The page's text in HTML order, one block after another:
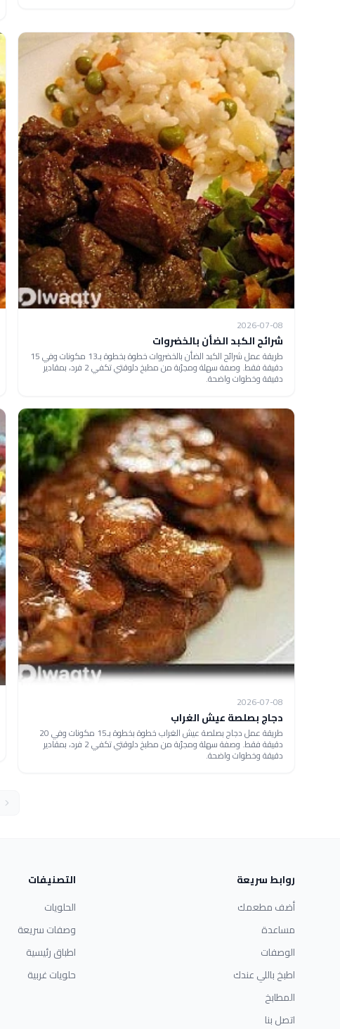
2026-07-08
شرائح الكبد الضأن بالخضروات
طريقة عمل شرائح الكبد الضأن بالخضروات خطوة بخطوة بـ13 مكونات وفي 15
دقيقة فقط. وصفة سهلة ومجرّبة من مطبخ دلوقتي تكفي 2 فرد، بمقادير
دقيقة وخطوات واضحة.
2026-07-08
دجاج بصلصة عيش الغراب
طريقة عمل دجاج بصلصة عيش الغراب خطوة بخطوة بـ15 مكونات وفي 20
دقيقة فقط. وصفة سهلة ومجرّبة من مطبخ دلوقتي تكفي 2 فرد، بمقادير
دقيقة وخطوات واضحة.
روابط سريعة
أضف مطعمك
مساعدة
الوصفات
اطبخ باللي عندك
المطابخ
اتصل بنا
التصنيفات
الحلويات
وصفات سريعة
اطباق رئيسية
حلويات غربية